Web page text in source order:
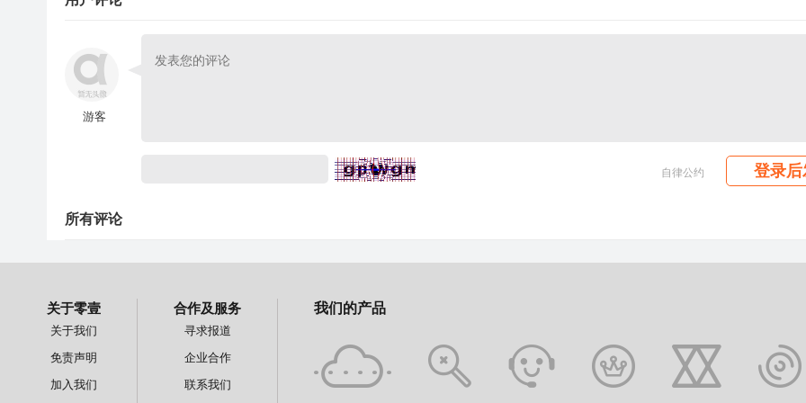
游客
自律公约 登录后
所有评论
关于零壹
关于我们
免责声明
加入我们
合作及服务
寻求报道
企业合作
联系我们
我们的产品